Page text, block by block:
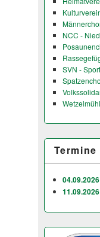
NCC -
SVN -
Termine
04.09.2026
11.09.2026